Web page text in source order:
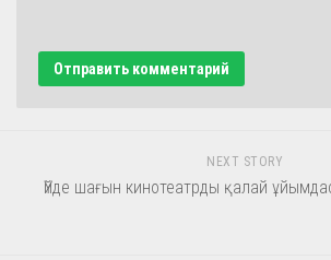
NEXT STORY
Үйде шағын кинотеатрды қалай